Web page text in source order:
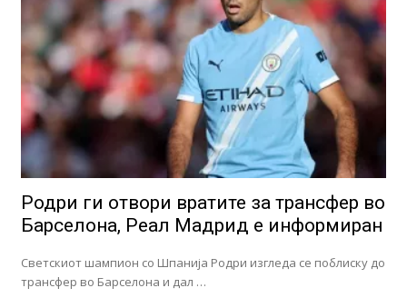
Родри ги отвори вратите за трансфер во
Барселона, Реал Мадрид е информиран
Светскиот шампион со Шпанија Родри изгледа се поблиску до
трансфер во Барселона и дал …